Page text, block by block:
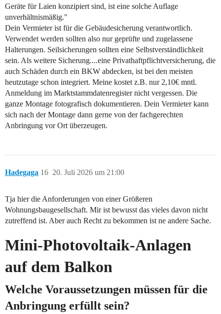
Geräte für Laien konzipiert sind, ist eine solche Auflage
unverhältnismäßig."
Dein Vermieter ist für die Gebäudesicherung verantwortlich.
Verwendet werden sollten also nur geprüfte und zugelassene
Halterungen. Seilsicherungen sollten eine Selbstverständlichkeit
sein. Als weitere Sicherung....eine Privathaftpflichtversicherung, die
auch Schäden durch ein BKW abdecken, ist bei den meisten
heutzutage schon integriert. Meine kostet z.B. nur 2,10€ mntl.
Anmeldung im Marktstammdatenregister nicht vergessen. Die
ganze Montage fotografisch dokumentieren. Dein Vermieter kann
sich nach der Montage dann gerne von der fachgerechten
Anbringung vor Ort überzeugen.
Hadegaga 20. Juli 2026 um 21:00
16
Tja hier die Anforderungen von einer Größeren
Wohnungsbaugesellschaft. Mir ist bewusst das vieles davon nicht
zutreffend ist. Aber auch Recht zu bekommen ist ne andere Sache.
Mini-Photovoltaik-Anlagen
auf dem Balkon
Welche Voraussetzungen müssen für die
Anbringung erfüllt sein?